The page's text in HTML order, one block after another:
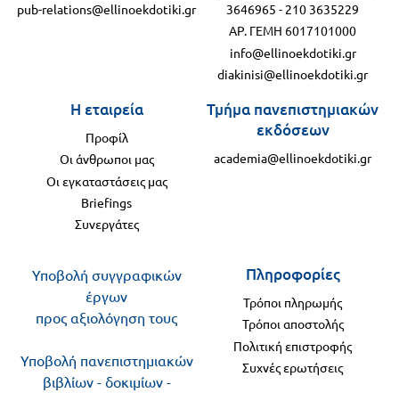
3646965 - 210 3635229
ΑΡ. ΓΕΜΗ 6017101000
info@ellinoekdotiki.gr
diakinisi@ellinoekdotiki.gr
Η εταιρεία
Προφίλ
Οι άνθρωποι μας
Οι εγκαταστάσεις μας
Briefings
Συνεργάτες
pub-relations@ellinoekdotiki.gr
Τμήμα πανεπιστημιακών
εκδόσεων
academia@ellinoekdotiki.gr
Πληροφορίες
Τρόποι πληρωμής
Τρόποι αποστολής
Πολιτική επιστροφής
Συχνές ερωτήσεις
Υποβολή συγγραφικών
έργων
προς αξιολόγηση τους
Υποβολή πανεπιστημιακών
βιβλίων - δοκιμίων -